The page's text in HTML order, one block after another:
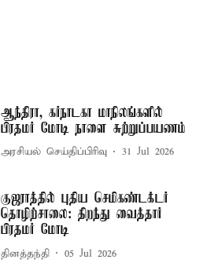
ஆந்திரா, கர்நாடகா மாநிலங்களில்
பிரதமர் மோடி நாளை சுற்றுப்பயணம்
அரசியல் செய்திப்பிரிவு 31 Jul 2026
குஜராத்தில் புதிய செமிகண்டக்டர்
தொழிற்சாலை: திறந்து வைத்தார்
பிரதமர் மோடி
தினத்தந்தி 05 Jul 2026